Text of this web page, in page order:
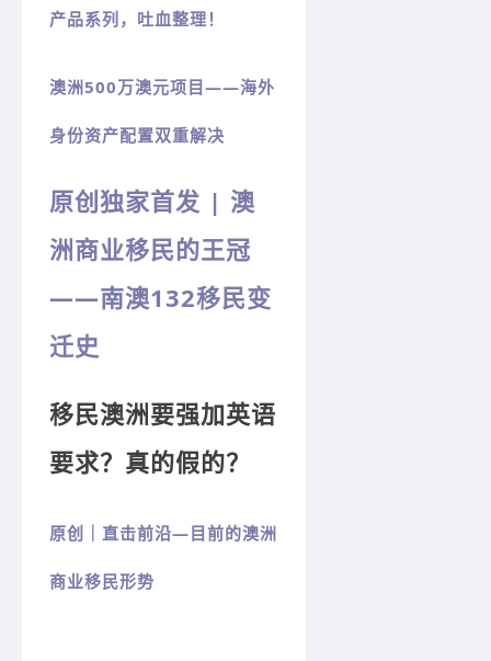
产品系列，吐血整理！
澳洲500万澳元项目——海外
身份资产配置双重解决
原创独家首发 | 澳
洲商业移民的王冠
——南澳132移民变
迁史
移民澳洲要强加英语
要求？ 真的假的？
原创｜直击前沿—目前的澳洲
商业移民形势